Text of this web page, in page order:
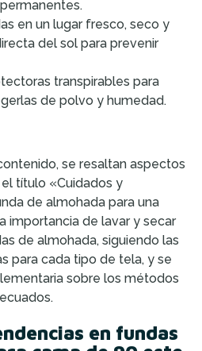
en un lugar fresco, seco y
del sol para prevenir
transpirables para
de polvo y humedad.
se resaltan aspectos
título «Cuidados y
de almohada para una
importancia de lavar y secar
de almohada, siguiendo las
para cada tipo de tela, y se
sobre los métodos
en fundas